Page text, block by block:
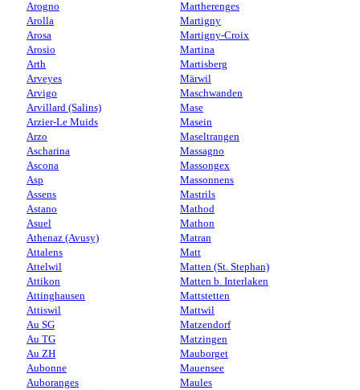
Arogno
Arolla
Arosa
Arosio
Arth
Arveyes
Arvigo
Arvillard (Salins)
Arzier-Le Muids
Arzo
Ascharina
Ascona
Asp
Assens
Astano
Asuel
Athenaz (Avusy)
Attalens
Attelwil
Attikon
Attinghausen
Attiswil
Au SG
Au TG
Au ZH
Aubonne
Auboranges
Martherenges
Martigny
Martigny-Croix
Martina
Martisberg
Märwil
Maschwanden
Mase
Masein
Maseltrangen
Massagno
Massongex
Massonnens
Mastrils
Mathod
Mathon
Matran
Matt
Matten (St. Stephan)
Matten b. Interlaken
Mattstetten
Mattwil
Matzendorf
Matzingen
Mauborget
Mauensee
Maules